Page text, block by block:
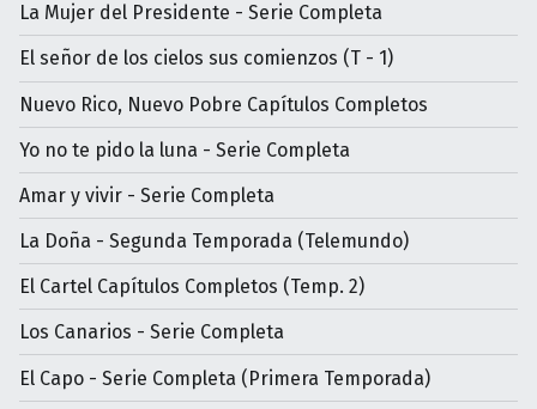
La Mujer del Presidente - Serie Completa
El señor de los cielos sus comienzos (T - 1)
Nuevo Rico, Nuevo Pobre Capítulos Completos
Yo no te pido la luna - Serie Completa
Amar y vivir - Serie Completa
La Doña - Segunda Temporada (Telemundo)
El Cartel Capítulos Completos (Temp. 2)
Los Canarios - Serie Completa
El Capo - Serie Completa (Primera Temporada)